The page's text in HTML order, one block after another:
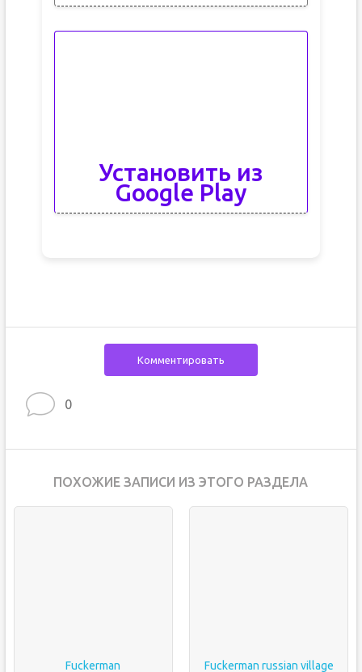
Установить из
Google Play
Комментировать
0
ПОХОЖИЕ ЗАПИСИ ИЗ ЭТОГО РАЗДЕЛА
Fuckerman Fuckerman russian village